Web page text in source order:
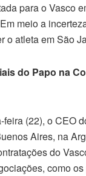
para o Vasco
meio a
o atleta em São
do Papo na
(22), o CEO
Aires, na
do
como